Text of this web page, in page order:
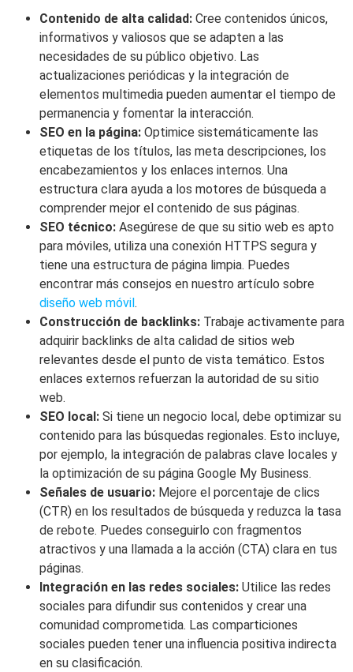
Contenido de alta calidad: Cree contenidos únicos,
informativos y valiosos que se adapten a las
necesidades de su público objetivo. Las
actualizaciones periódicas y la integración de
elementos multimedia pueden aumentar el tiempo de
permanencia y fomentar la interacción.
SEO en la página: Optimice sistemáticamente las
etiquetas de los títulos, las meta descripciones, los
encabezamientos y los enlaces internos. Una
estructura clara ayuda a los motores de búsqueda a
comprender mejor el contenido de sus páginas.
SEO técnico: Asegúrese de que su sitio web es apto
para móviles, utiliza una conexión HTTPS segura y
tiene una estructura de página limpia. Puedes
encontrar más consejos en nuestro artículo sobre
diseño web móvil.
Construcción de backlinks: Trabaje activamente para
adquirir backlinks de alta calidad de sitios web
relevantes desde el punto de vista temático. Estos
enlaces externos refuerzan la autoridad de su sitio
web.
SEO local: Si tiene un negocio local, debe optimizar su
contenido para las búsquedas regionales. Esto incluye,
por ejemplo, la integración de palabras clave locales y
la optimización de su página Google My Business.
Señales de usuario: Mejore el porcentaje de clics
(CTR) en los resultados de búsqueda y reduzca la tasa
de rebote. Puedes conseguirlo con fragmentos
atractivos y una llamada a la acción (CTA) clara en tus
páginas.
Integración en las redes sociales: Utilice las redes
sociales para difundir sus contenidos y crear una
comunidad comprometida. Las comparticiones
sociales pueden tener una influencia positiva indirecta
en su clasificación.